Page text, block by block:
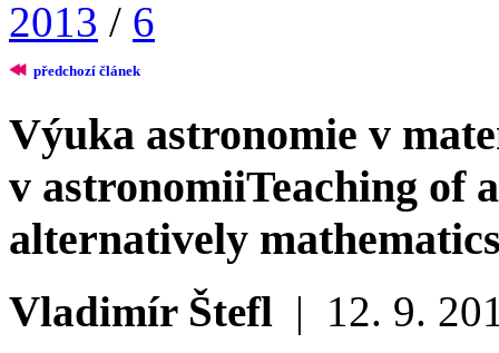
2013 / 6
předchozí článek
Výuka astronomie v
v astronomiiTeaching of
alternatively
Vladimír Štefl | 12. 9.